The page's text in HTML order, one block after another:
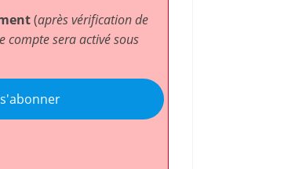
(après vérification de
compte sera activé sous
s'abonner